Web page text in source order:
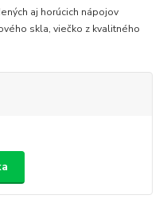
aj horúcich nápojov
skla, viečko z kvalitného